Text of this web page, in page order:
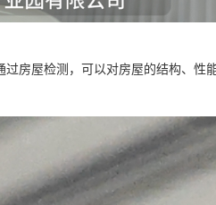
过房屋检测，可以对房屋的结构、